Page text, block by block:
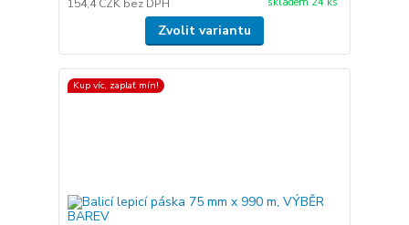
154,4 CZK bez DPH
Zvolit variantu
Kup víc, zaplať mín!